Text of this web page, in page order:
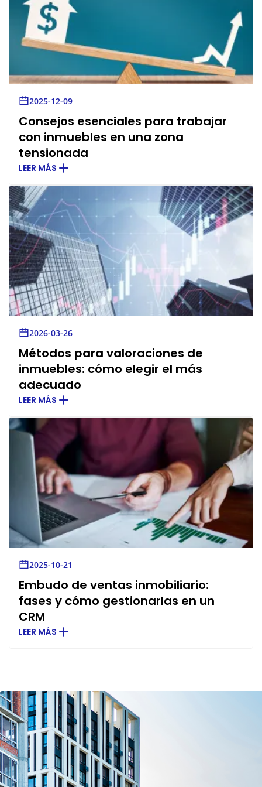
2025-12-09
Consejos esenciales para trabajar
con inmuebles en una zona
tensionada
LEER MÁS
2026-03-26
Métodos para valoraciones de
inmuebles: cómo elegir el más
adecuado
LEER MÁS
2025-10-21
Embudo de ventas inmobiliario:
fases y cómo gestionarlas en un
CRM
LEER MÁS